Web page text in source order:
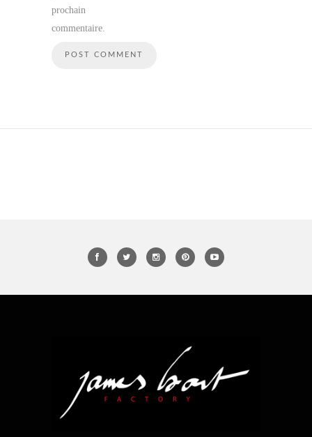
prochain
commentaire.